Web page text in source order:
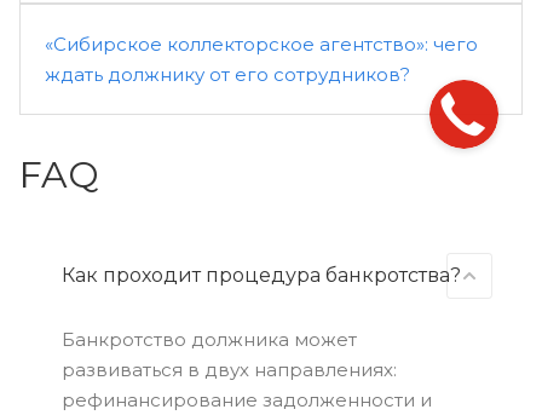
«Сибирское коллекторское агентство»: чего
ждать должнику от его сотрудников?
FAQ
Как проходит процедура банкротства?
Банкротство должника может
развиваться в двух направлениях:
рефинансирование задолженности и